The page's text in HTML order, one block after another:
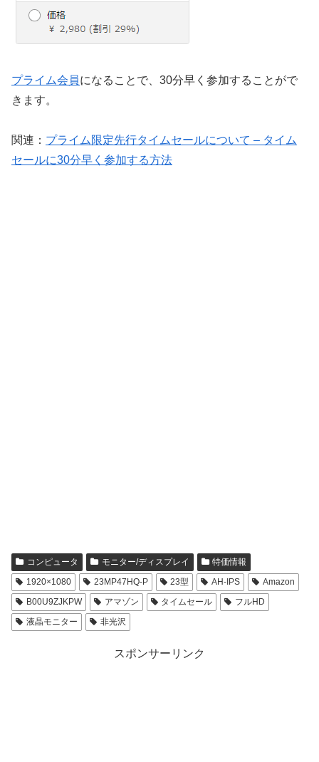
プライム会員になることで、30分早く参加することがで
きます。
関連： プライム限定先行タイムセールについて – タイム
セールに30分早く参加する方法
コンピュータ モニター/ディスプレイ
特価情報
1920×1080
23MP47HQ-P 23型 AH-IPS
Amazon
B00U9ZJKPW
アマゾン タイムセール
フルHD
液晶モニター
非光沢
スポンサーリンク